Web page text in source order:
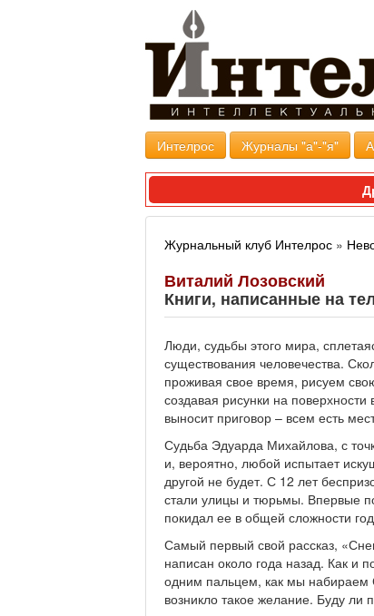
Интелрос Журналы "а"-"я"
Журнальный клуб Интелрос »
Виталий Лозовский
Книги, написанные на
Люди, судьбы этого мира,
существования человечества.
проживая свое время, рисуем
создавая рисунки на
выносит приговор – всем есть
Судьба Эдуарда Михайлова, с
и, вероятно, любой испытает
другой не будет. С 12 лет
стали улицы и тюрьмы. Впервые
покидал ее в общей сложности
Самый первый свой рассказ,
написан около года назад. Как
одним пальцем, как мы
возникло такое желание. Буду